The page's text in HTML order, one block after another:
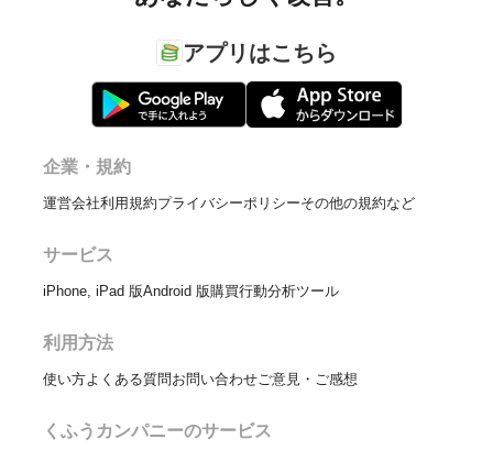
アプリはこちら
企業・規約
運営会社利用規約プライバシーポリシーその他の規約など
サービス
iPhone, iPad 版Android 版購買行動分析ツール
利用方法
使い方よくある質問お問い合わせ ご意見・ご感想
くふうカンパニーのサービス